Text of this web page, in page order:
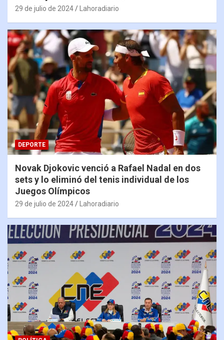
29 de julio de 2024 Lahoradiario
DEPORTE
Novak Djokovic venció a Rafael Nadal en dos
sets y lo eliminó del tenis individual de los
Juegos Olímpicos
29 de julio de 2024 Lahoradiario